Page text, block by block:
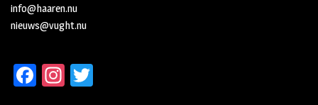
info@haaren.nu
nieuws@vught.nu
Fa In